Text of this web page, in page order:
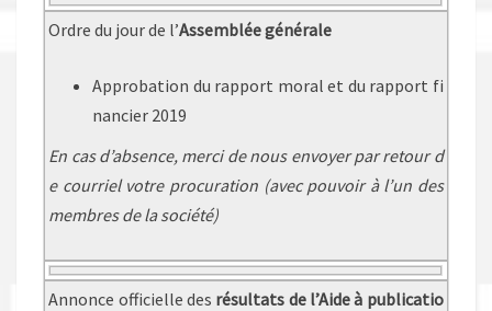
Ordre du jour de l’Assemblée générale
Approbation du rapport moral et du rapport fi
nancier 2019
En cas d’absence, merci de nous envoyer par retour d
e courriel votre procuration (avec pouvoir à l’un des
membres de la société)
Annonce officielle des résultats de l’Aide à publicatio